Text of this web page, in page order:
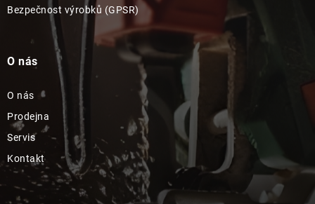
Bezpečnost výrobků (GPSR)
O nás
O nás
Prodejna
Servis
Kontakt